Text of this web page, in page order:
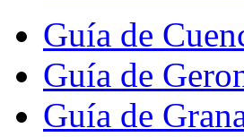
Guía de
Guía de
Guía de